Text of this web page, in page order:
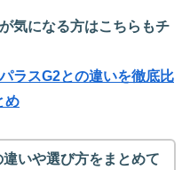
気になる方はこちらもチ
ラスG2との違いを徹底比
め
いや選び方をまとめて